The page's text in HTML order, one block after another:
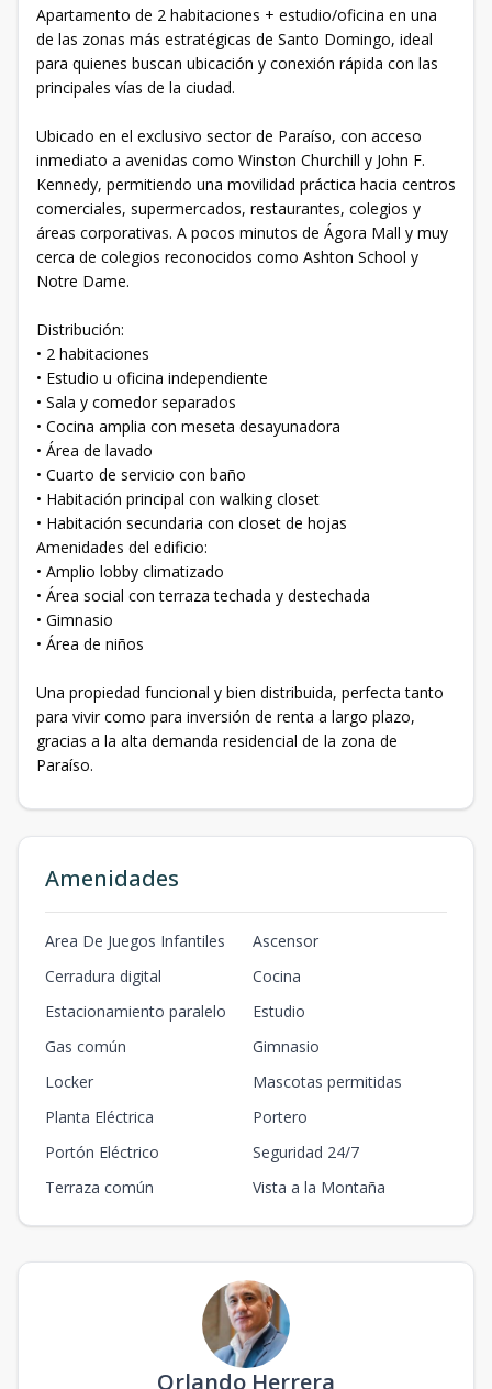
Apartamento de 2 habitaciones + estudio/oficina en una
de las zonas más estratégicas de Santo Domingo, ideal
para quienes buscan ubicación y conexión rápida con las
principales vías de la ciudad.
Ubicado en el exclusivo sector de Paraíso, con acceso
inmediato a avenidas como Winston Churchill y John F.
Kennedy, permitiendo una movilidad práctica hacia centros
comerciales, supermercados, restaurantes, colegios y
áreas corporativas. A pocos minutos de Ágora Mall y muy
cerca de colegios reconocidos como Ashton School y
Notre Dame.
Distribución:
• 2 habitaciones
• Estudio u oficina independiente
• Sala y comedor separados
• Cocina amplia con meseta desayunadora
• Área de lavado
• Cuarto de servicio con baño
• Habitación principal con walking closet
• Habitación secundaria con closet de hojas
Amenidades del edificio:
• Amplio lobby climatizado
• Área social con terraza techada y destechada
• Gimnasio
• Área de niños
Una propiedad funcional y bien distribuida, perfecta tanto
para vivir como para inversión de renta a largo plazo,
gracias a la alta demanda residencial de la zona de
Paraíso.
Amenidades
Area De Juegos Infantiles
Ascensor
Cerradura digital
Cocina
Estacionamiento paralelo
Estudio
Gas común
Gimnasio
Locker
Mascotas permitidas
Planta Eléctrica
Portero
Portón Eléctrico
Seguridad 24/7
Terraza común
Vista a la Montaña
Orlando Herrera